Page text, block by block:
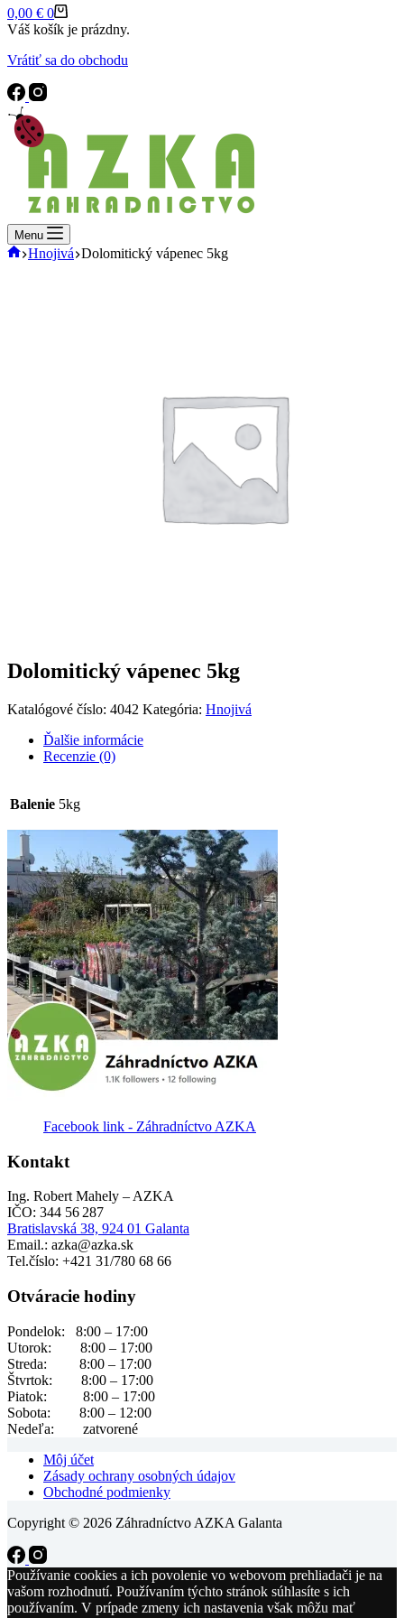
Shopping
cart
0,00 € 0
Váš košík je prázdny.
Vrátiť sa do obchodu
Menu
Domov
Hnojivá Dolomitický vápenec 5kg
Dolomitický vápenec 5kg
Katalógové číslo: 4042 Kategória: Hnojivá
Ďalšie informácie
Recenzie (0)
Balenie 5kg
Facebook link - Záhradníctvo AZKA
Kontakt
Ing. Robert Mahely – AZKA
IČO: 344 56 287
Bratislavská 38, 924 01 Galanta
Email.: azka@azka.sk
Tel.číslo: +421 31/780 68 66
Otváracie hodiny
Pondelok: 8:00 – 17:00
Utorok: 8:00 – 17:00
Streda: 8:00 – 17:00
Štvrtok: 8:00 – 17:00
Piatok: 8:00 – 17:00
Sobota: 8:00 – 12:00
Nedeľa: zatvorené
Môj účet
Zásady ochrany osobných údajov
Obchodné podmienky
Copyright © 2026 Záhradníctvo AZKA Galanta
Používanie cookies a ich povolenie vo webovom prehliadači je na
vašom rozhodnutí. Používaním týchto stránok súhlasíte s ich
používaním. V prípade zmeny ich nastavenia však môžu mať